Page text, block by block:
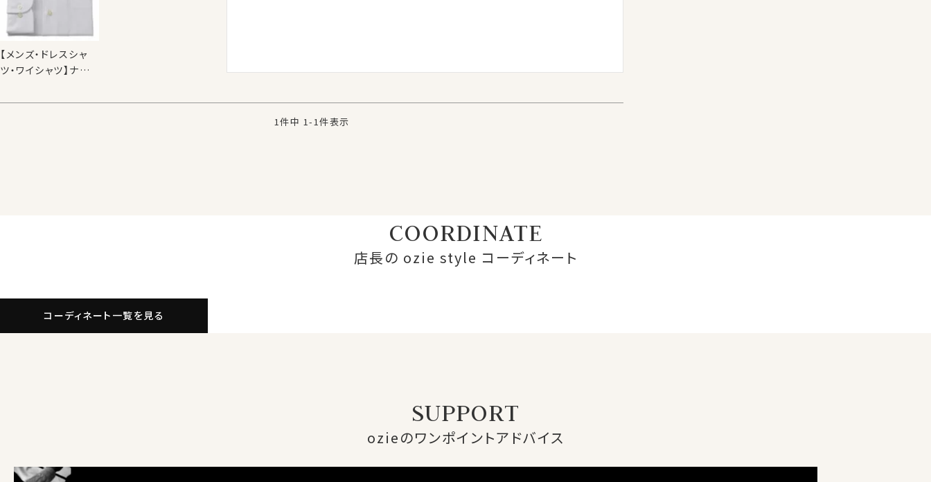
【メンズ・ドレスシャ
ツ・ワイシャツ】ナチュ
アムコットン・からみ
1 件中 1 - 1 件表示
COORDINATE
店長の ozie style コーディネート
コーディネート一覧を見る
SUPPORT
ozieのワンポイントアドバイス